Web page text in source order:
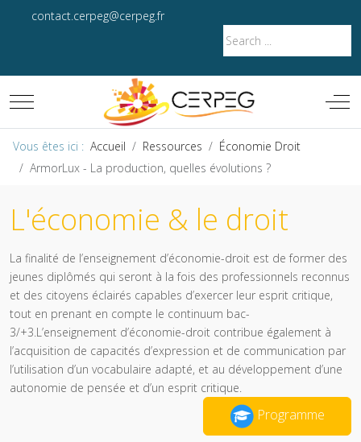
contact.cerpeg@cerpeg.fr
Mobile Menu Toggle Off-
Vous êtes ici : Accueil Ressources
Économie Droit
ArmorLux - La production, quelles évolutions ?
L'économie & le droit
La finalité de l’enseignement d’économie-droit est de former des
jeunes diplômés qui seront à la fois des professionnels reconnus
et des citoyens éclairés capables d’exercer leur esprit critique,
tout en prenant en compte le continuum bac-
3/+3.L’enseignement d’économie-droit contribue également à
l’acquisition de capacités d’expression et de communication par
l’utilisation d’un vocabulaire adapté, et au développement d’une
autonomie de pensée et d’un esprit critique.
Programme